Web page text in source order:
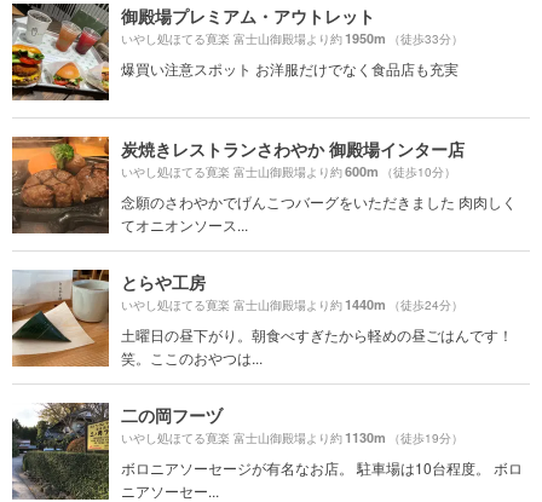
御殿場プレミアム・アウトレット
いやし処ほてる寛楽 富士山御殿場より約1950m （徒歩33分）
爆買い注意スポット お洋服だけでなく食品店も充実
炭焼きレストランさわやか 御殿場インター店
いやし処ほてる寛楽 富士山御殿場より約600m （徒歩10分）
念願のさわやかでげんこつバーグをいただきました 肉肉しく
てオニオンソース...
とらや工房
いやし処ほてる寛楽 富士山御殿場より約1440m （徒歩24分）
土曜日の昼下がり。朝食べすぎたから軽めの昼ごはんです！
笑。ここのおやつは...
二の岡フーヅ
いやし処ほてる寛楽 富士山御殿場より約1130m （徒歩19分）
ボロニアソーセージが有名なお店。 駐車場は10台程度。 ボロ
ニアソーセー...